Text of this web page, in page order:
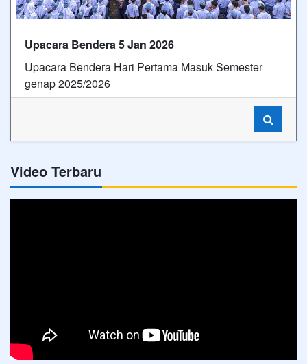
Upacara Bendera 5 Jan 2026
Upacara Bendera Hari Pertama Masuk Semester
genap 2025/2026
Video Terbaru